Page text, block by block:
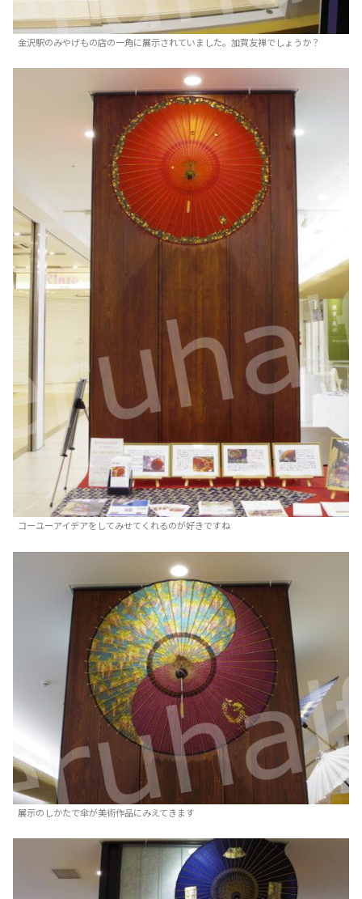
金沢駅のみやげもの店の一角に展示されていました。加賀友禅でしょうか？
コーユーアイデアをしてみせてくれるのが好きですね
展示のしかたで傘が美術作品にみえてきます